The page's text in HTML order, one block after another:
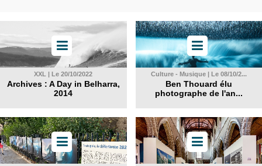
XXL | Le 20/10/2022
Archives : A Day in Belharra,
2014
Culture - Musique | Le 08/10/2...
Ben Thouard élu
photographe de l'an...